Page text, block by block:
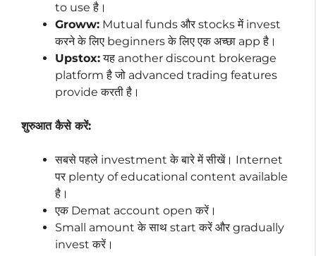
to use है।
Groww: Mutual funds और stocks में invest
करने के लिए beginners के लिए एक अच्छा app है।
Upstox:यह another discount brokerage
platform है जो advanced trading features
provide करती है।
शुरुआत कैसे करें:
सबसे पहले investment के बारे में सीखें। Internet
पर plenty of educational content available
है।
एक Demat account open करें।
Small amount के साथ start करें और gradually
invest करें।